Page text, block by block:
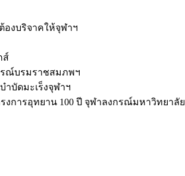
องบริจาคให้จุฬาฯ
ส์
ณ์บรมราชสมภพฯ
บัดมะเร็งจุฬาฯ
งการอุทยาน 100 ปี จุฬาลงกรณ์มหาวิทยาลัย